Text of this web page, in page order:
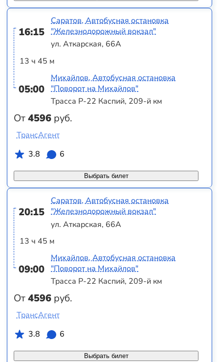
16:15
13 ч 45 м
05:00
От4596 руб.
Саратов, Автобусная остановка
"Железнодорожный вокзал"
ул. Аткарская, 66А
Михайлов, Автобусная остановка
"Поворот на Михайлов"
Трасса Р-22 Каспий, 209-й км
Выбрать билет
ТрансАгент
3.8
6
20:15
13 ч 45 м
09:00
От4596 руб.
Саратов, Автобусная остановка
"Железнодорожный вокзал"
ул. Аткарская, 66А
Михайлов, Автобусная остановка
"Поворот на Михайлов"
Трасса Р-22 Каспий, 209-й км
Выбрать билет
ТрансАгент
3.8
6